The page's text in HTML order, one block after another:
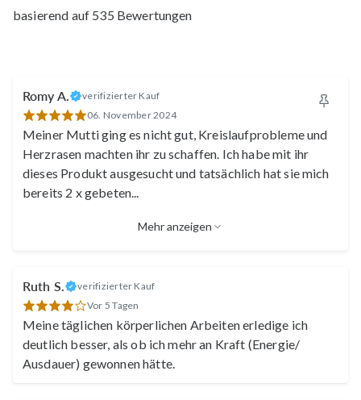
basierend auf 535 Bewertungen
Romy A.
verifizierter Kauf
06. November 2024
Meiner Mutti ging es nicht gut, Kreislaufprobleme und
Herzrasen machten ihr zu schaffen. Ich habe mit ihr
dieses Produkt ausgesucht und tatsächlich hat sie mich
bereits 2 x gebeten...
Mehr anzeigen
Ruth S.
verifizierter Kauf
Vor 5 Tagen
Meine täglichen körperlichen Arbeiten erledige ich
deutlich besser, als ob ich mehr an Kraft (Energie/
Ausdauer) gewonnen hätte.